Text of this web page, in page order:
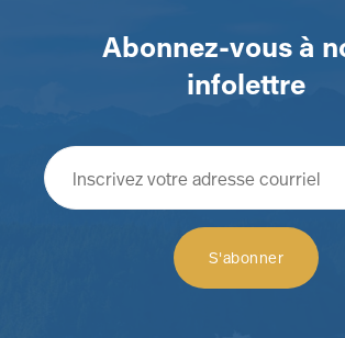
Abonnez-vous à
infolettre